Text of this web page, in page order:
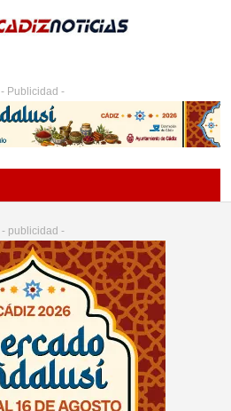
- Publicidad -
- publicidad -